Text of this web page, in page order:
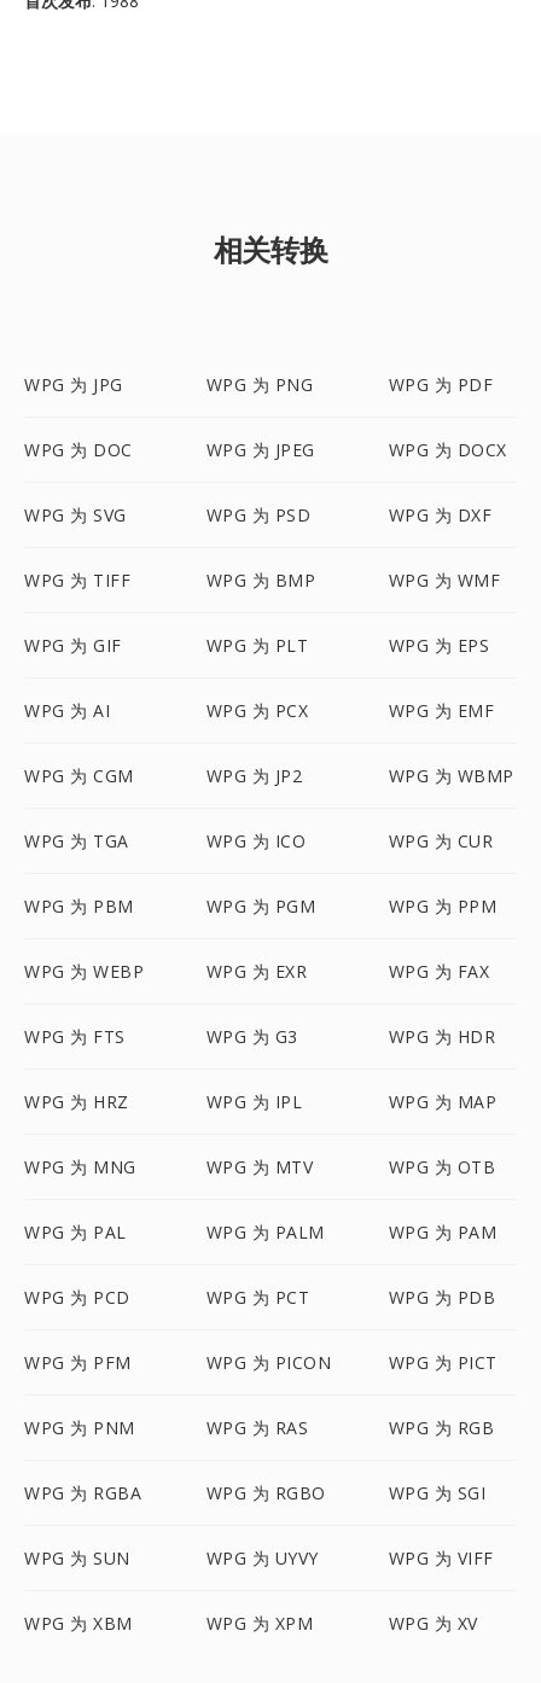
相关转换
WPG 为 JPG WPG 为 PNG WPG 为 PDF
WPG 为 DOC WPG 为 JPEG WPG 为 DOCX
WPG 为 SVG WPG 为 PSD WPG 为 DXF
WPG 为 TIFF WPG 为 BMP WPG 为 WMF
WPG 为 GIF WPG 为 PLT WPG 为 EPS
WPG 为 AI WPG 为 PCX WPG 为 EMF
WPG 为 CGM WPG 为 JP2 WPG 为 WBMP
WPG 为 TGA WPG 为 ICO WPG 为 CUR
WPG 为 PBM WPG 为 PGM WPG 为 PPM
WPG 为 WEBP WPG 为 EXR WPG 为 FAX
WPG 为 FTS WPG 为 G3 WPG 为 HDR
WPG 为 HRZ WPG 为 IPL WPG 为 MAP
WPG 为 MNG WPG 为 MTV WPG 为 OTB
WPG 为 PAL WPG 为 PALM WPG 为 PAM
WPG 为 PCD WPG 为 PCT WPG 为 PDB
WPG 为 PFM WPG 为 PICON WPG 为 PICT
WPG 为 PNM WPG 为 RAS WPG 为 RGB
WPG 为 RGBA WPG 为 RGBO WPG 为 SGI
WPG 为 SUN WPG 为 UYVY WPG 为 VIFF
WPG 为 XBM WPG 为 XPM WPG 为 XV